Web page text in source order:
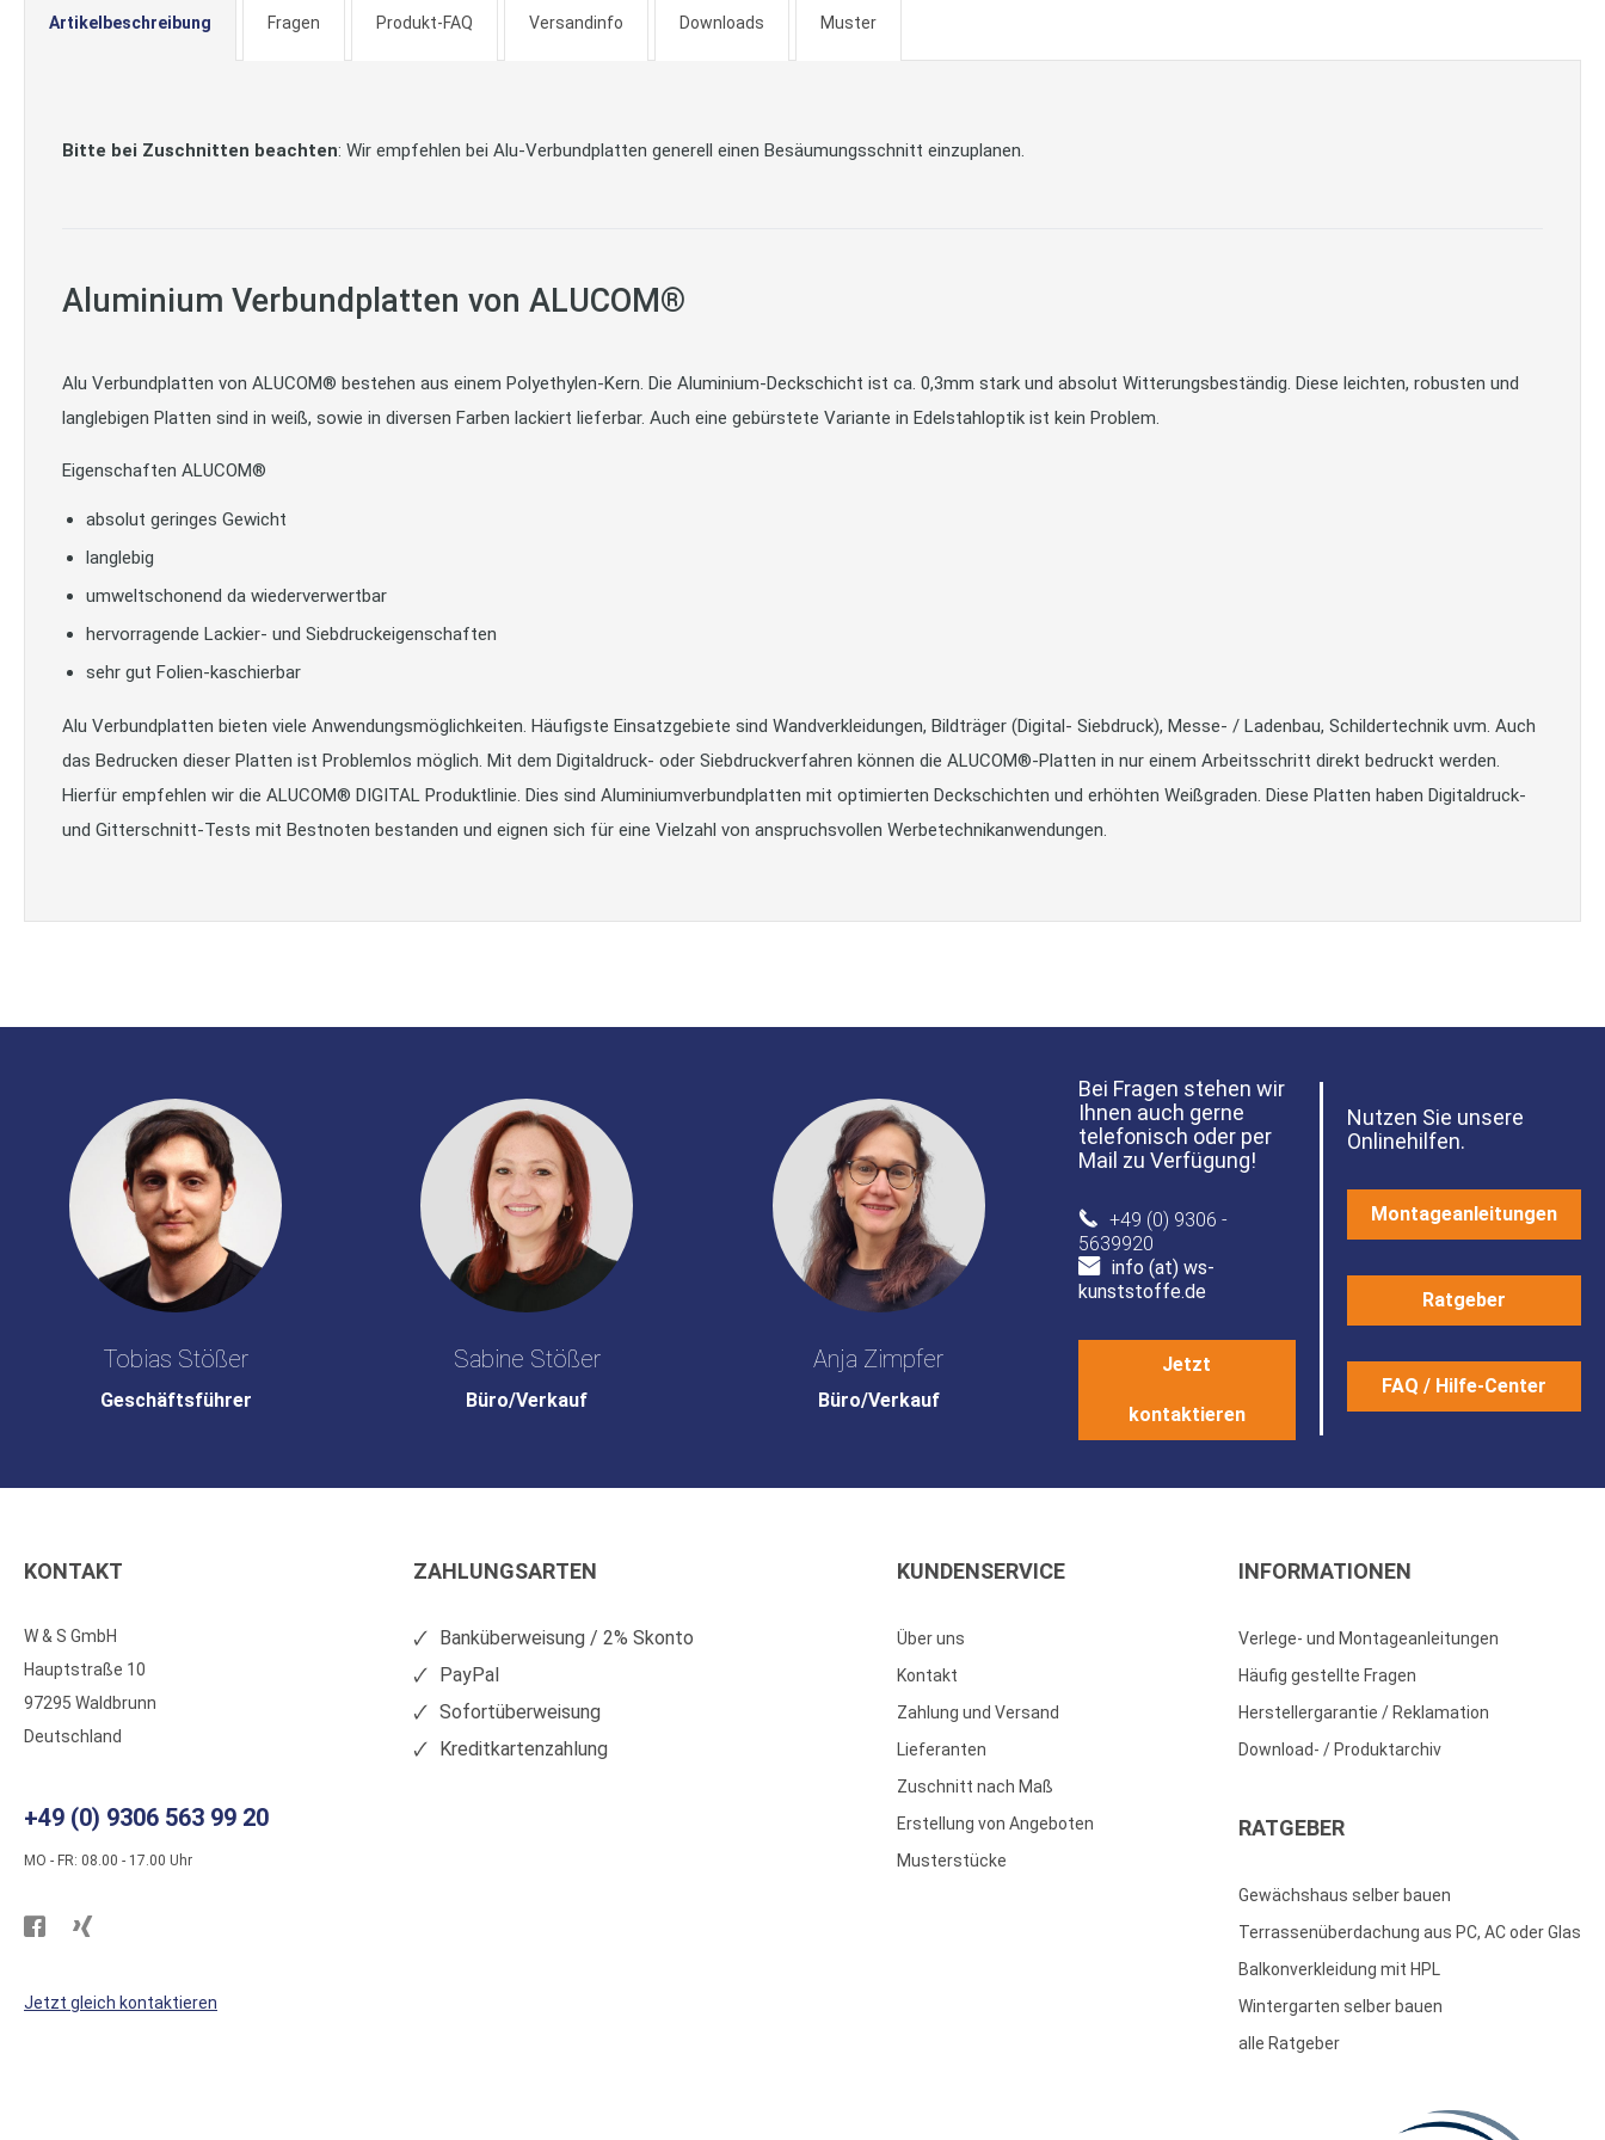
Artikelbeschreibung
Bitte bei Zuschnitten beachten: Wir empfehlen bei Alu-Verbundplatten generell einen Besäumungsschnitt einzuplanen.
Aluminium Verbundplatten von ALUCOM®
Alu Verbundplatten von ALUCOM® bestehen aus einem Polyethylen-Kern. Die Aluminium-Deckschicht ist ca. 0,3mm stark und absolut Witterungsbeständig. Diese leichten, robusten und
langlebigen Platten sind in weiß, sowie in diversen Farben lackiert lieferbar. Auch eine gebürstete Variante in Edelstahloptik ist kein Problem.
Eigenschaften ALUCOM®
absolut geringes Gewicht
langlebig
umweltschonend da wiederverwertbar
hervorragende Lackier- und Siebdruckeigenschaften
sehr gut Folien-kaschierbar
Alu Verbundplatten bieten viele Anwendungsmöglichkeiten. Häufigste Einsatzgebiete sind Wandverkleidungen, Bildträger (Digital- Siebdruck), Messe- / Ladenbau, Schildertechnik uvm. Auch
das Bedrucken dieser Platten ist Problemlos möglich. Mit dem Digitaldruck- oder Siebdruckverfahren können die ALUCOM®-Platten in nur einem Arbeitsschritt direkt bedruckt werden.
Hierfür empfehlen wir die ALUCOM® DIGITAL Produktlinie. Dies sind Aluminiumverbundplatten mit optimierten Deckschichten und erhöhten Weißgraden. Diese Platten haben Digitaldruck-
und Gitterschnitt-Tests mit Bestnoten bestanden und eignen sich für eine Vielzahl von anspruchsvollen Werbetechnikanwendungen.
Fragen Produkt-FAQ Versandinfo Downloads Muster
Tobias Stößer
Geschäftsführer
Sabine Stößer
Büro/Verkauf
Anja Zimpfer
Büro/Verkauf
Bei Fragen stehen wir
Ihnen auch gerne
telefonisch oder per
Mail zu Verfügung!
+49 (0) 9306 -
5639920
info (at) ws-
kunststoffe.de
Jetzt
kontaktieren
Nutzen Sie unsere
Onlinehilfen.
Montageanleitungen
Ratgeber
FAQ / Hilfe-Center
KONTAKT
W & S GmbH
Hauptstraße 10
97295 Waldbrunn
Deutschland
+49 (0) 9306 563 99 20
MO - FR: 08.00 - 17.00 Uhr
Besuchen
WS
WS
Jetzt gleich kontaktieren
ZAHLUNGSARTEN
Banküberweisung / 2% Skonto
PayPal
Sofortüberweisung
Kreditkartenzahlung
KUNDENSERVICE
Über uns
Kontakt
Zahlung und Versand
Lieferanten
Zuschnitt nach Maß
Erstellung von Angeboten
Musterstücke
INFORMATIONEN
Verlege- und Montageanleitungen
Häufig gestellte Fragen
Herstellergarantie / Reklamation
Download- / Produktarchiv
RATGEBER
Gewächshaus selber bauen
Terrassenüberdachung aus PC, AC oder Glas
Balkonverkleidung mit HPL
Wintergarten selber bauen
alle Ratgeber